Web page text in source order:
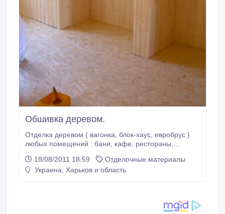
Обшивка деревом.
Отделка деревом ( вагонка, блок-хаус, евробрус )
любых помещений : бани, кафе, рестораны,
дорого. К.т:0959084449-Наталья..
18/08/2011 18:59
Отделочные материалы
Украина, Харьков и область